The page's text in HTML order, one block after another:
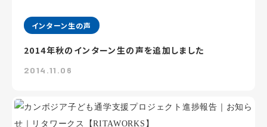
インターン生の声
2014年秋のインターン生の声を追加しました
2014.11.06